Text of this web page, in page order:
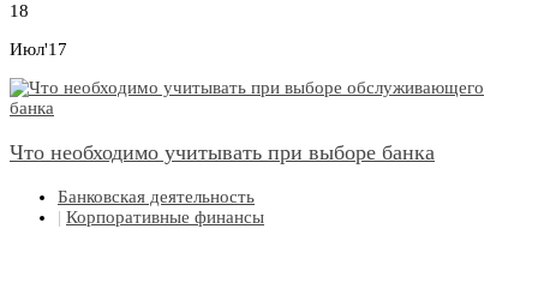
18
Июл'17
Что необходимо учитывать при выборе банка
Банковская деятельность
| Корпоративные финансы